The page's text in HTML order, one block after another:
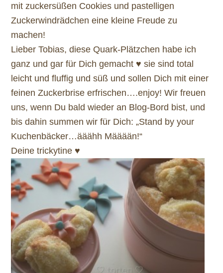
mit zuckersüßen Cookies und pastelligen
Zuckerwindrädchen eine kleine Freude zu
machen!
Lieber Tobias, diese Quark-Plätzchen habe ich
ganz und gar für Dich gemacht ♥ sie sind total
leicht und fluffig und süß und sollen Dich mit einer
feinen Zuckerbrise erfrischen….enjoy! Wir freuen
uns, wenn Du bald wieder an Blog-Bord bist, und
bis dahin summen wir für Dich: „Stand by your
Kuchenbäcker…ääähh Määään!“
Deine trickytine ♥